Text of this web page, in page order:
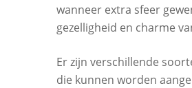
wanneer extra sfeer
gezelligheid en charme
Er zijn verschillende
die kunnen worden